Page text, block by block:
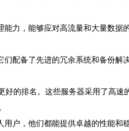
力，能够应对高流量和大量数
配备了先进的冗余系统和备份
的排名。这些服务器采用了高
户，他们都能提供卓越的性能